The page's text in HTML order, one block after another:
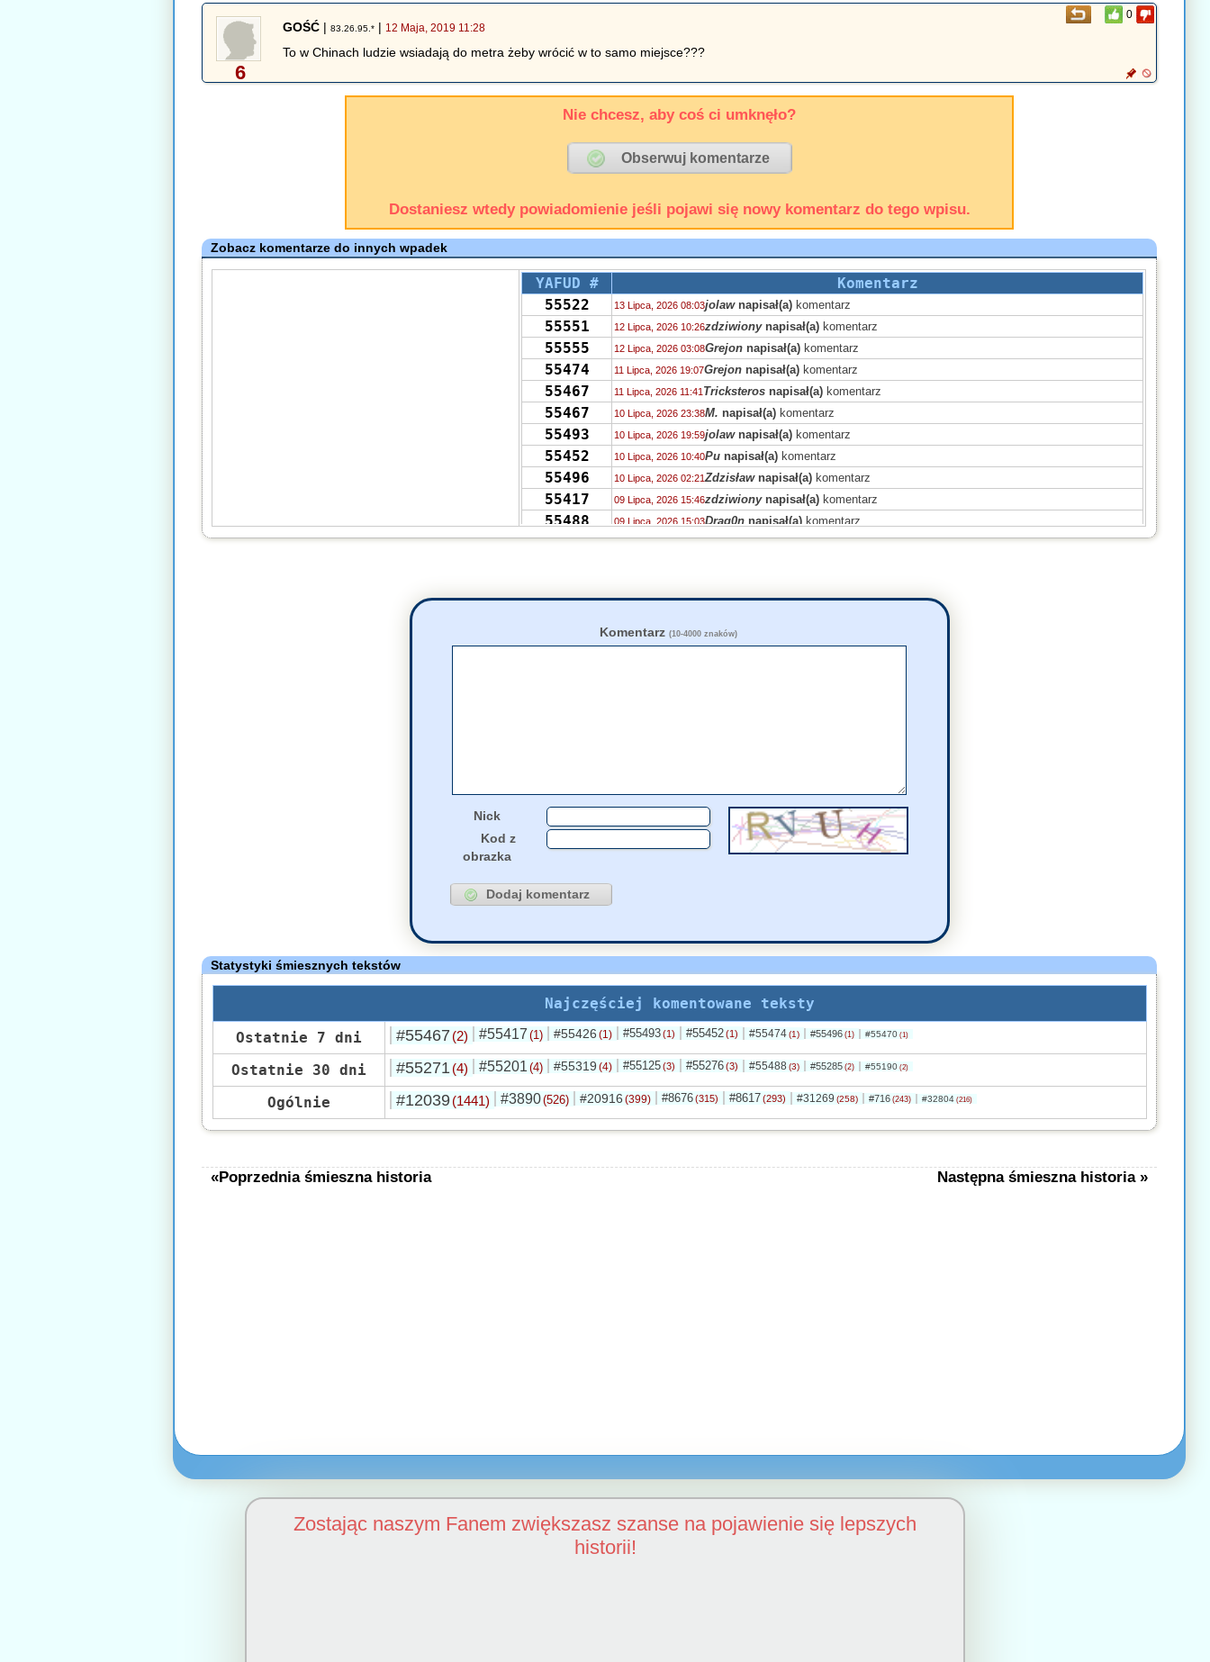
0
6
GOŚĆ |83.26.95.* | 12 Maja, 2019 11:28
To w Chinach ludzie wsiadają do metra żeby wrócić w to samo miejsce???
Nie chcesz, aby coś ci umknęło?
Dostaniesz wtedy powiadomienie jeśli pojawi się nowy komentarz do tego wpisu.
Zobacz komentarze do innych wpadek
YAFUD #
Komentarz
55522
13 Lipca, 2026 08:03jolawnapisał(a) komentarz
55551 12 Lipca, 2026 10:26zdziwionynapisał(a) komentarz
55555 12 Lipca, 2026 03:08Grejon napisał(a) komentarz
55474 11 Lipca, 2026 19:07Grejon napisał(a) komentarz
55467 11 Lipca, 2026 11:41 Tricksteros napisał(a) komentarz
55467 10 Lipca, 2026 23:38M. napisał(a) komentarz
55493 10 Lipca, 2026 19:59jolawnapisał(a) komentarz
55452 10 Lipca, 2026 10:40Pu napisał(a) komentarz
55496 10 Lipca, 2026 02:21Zdzisławnapisał(a) komentarz
55417 09 Lipca, 2026 15:46zdziwionynapisał(a) komentarz
55488 09 Lipca, 2026 15:03Drag0n napisał(a) komentarz
55470 08 Lipca, 2026 23:50PTPPnapisał(a)komentarz
06 Lipca, 2026 16:41 Trześnieski
55124 Xenonnapisał(a)komentarz
Komentarz (10-4000 znaków)
Nick
Kod z
obrazka
Statystyki śmiesznych tekstów
Najczęściej komentowane teksty
Ostatnie 7 dni
#55467 (2) #55417 (1) #55426 (1) #55493 (1) #55452 (1) #55474 (1) #55496 (1) #55470 (1)
Ostatnie 30 dni #55271 (4) #55201 (4) #55319 (4) #55125 (3) #55276 (3) #55488 (3) #55285 (2) #55190 (2)
Ogólnie #12039 (1441) #3890(526) #20916 (399) #8676 (315) #8617 (293) #31269 (258) #716 (243) #32804 (216)
«Poprzednia śmieszna historia Następna śmieszna historia »
Zostając naszym Fanem zwiększasz szanse na pojawienie się lepszych
historii!